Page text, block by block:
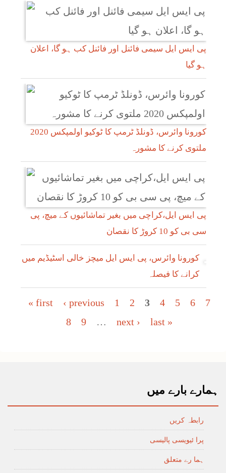
پی ایس ایل سیمی فائنل اور فائنل کب ہو گا، اعلان
ہو گیا
کورونا وائرس، ڈونلڈ ٹرمپ کا ٹوکیو اولمپکس 2020
ملتوی کرنے کا مشورہ
پی ایس ایل،کراچی میں بغیر تماشائیوں کے میچ، پی
سی بی کو 10 کروڑ کا نقصان
کورونا وائرس، پی ایس ایل میچز خالی اسٹیڈیم میں
کرانے کا فیصلہ
Pages
« first ‹ previous 1 2 3 4 5 6
7
8
9 … next › last »
ہمارے بارے میں
رابطہ کریں
پرا ئیویسی پالیسی
ہما رے متعلق